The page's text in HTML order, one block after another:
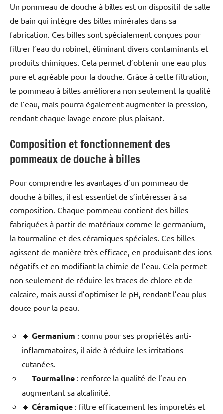
Un pommeau de douche à billes est un dispositif de salle
de bain qui intègre des billes minérales dans sa
fabrication. Ces billes sont spécialement conçues pour
filtrer l’eau du robinet, éliminant divers contaminants et
produits chimiques. Cela permet d’obtenir une eau plus
pure et agréable pour la douche. Grâce à cette filtration,
le pommeau à billes améliorera non seulement la qualité
de l’eau, mais pourra également augmenter la pression,
rendant chaque lavage encore plus plaisant.
Composition et fonctionnement des
pommeaux de douche à billes
Pour comprendre les avantages d’un pommeau de
douche à billes, il est essentiel de s’intéresser à sa
composition. Chaque pommeau contient des billes
fabriquées à partir de matériaux comme le germanium,
la tourmaline et des céramiques spéciales. Ces billes
agissent de manière très efficace, en produisant des ions
négatifs et en modifiant la chimie de l’eau. Cela permet
non seulement de réduire les traces de chlore et de
calcaire, mais aussi d’optimiser le pH, rendant l’eau plus
douce pour la peau.
🔹 Germanium : connu pour ses propriétés anti-
inflammatoires, il aide à réduire les irritations
cutanées.
🔹 Tourmaline : renforce la qualité de l’eau en
augmentant sa alcalinité.
🔹 Céramique : filtre efficacement les impuretés et